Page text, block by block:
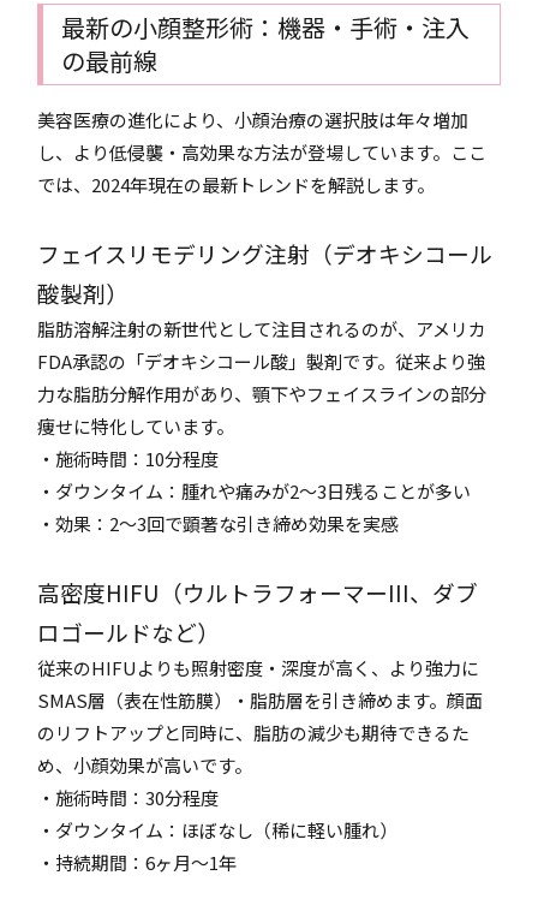
最新の小顔整形術：機器・手術・注入
の最前線
美容医療の進化により、小顔治療の選択肢は年々増加
し、より低侵襲・高効果な方法が登場しています。ここ
では、2024年現在の最新トレンドを解説します。
フェイスリモデリング注射（デオキシコール
酸製剤）
脂肪溶解注射の新世代として注目されるのが、アメリカ
FDA承認の「デオキシコール酸」製剤です。従来より強
力な脂肪分解作用があり、顎下やフェイスラインの部分
痩せに特化しています。
・施術時間：10分程度
・ダウンタイム：腫れや痛みが2〜3日残ることが多い
・効果：2〜3回で顕著な引き締め効果を実感
高密度HIFU（ウルトラフォーマーIII、ダブ
ロゴールドなど）
従来のHIFUよりも照射密度・深度が高く、より強力に
SMAS層（表在性筋膜）・脂肪層を引き締めます。顔面
のリフトアップと同時に、脂肪の減少も期待できるた
め、小顔効果が高いです。
・施術時間：30分程度
・ダウンタイム：ほぼなし（稀に軽い腫れ）
・持続期間：6ヶ月〜1年